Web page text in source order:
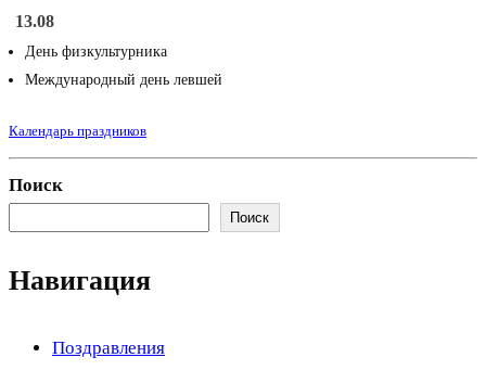
13.08
День физкультурника
Международный день левшей
Календарь праздников
Поиск
Поиск
Навигация
Поздравления